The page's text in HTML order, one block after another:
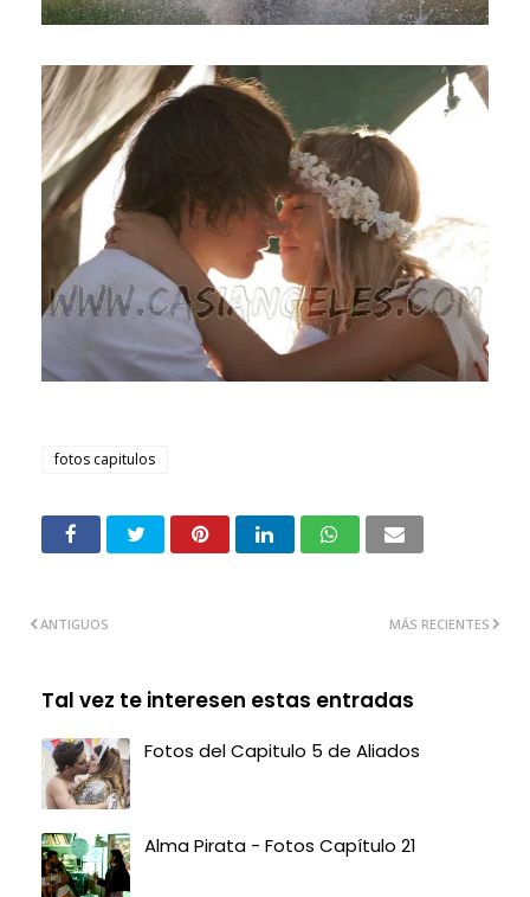
fotos capitulos
MÁS RECIENTES
ANTIGUOS
Tal vez te interesen estas entradas
Fotos del Capitulo 5 de Aliados
Alma Pirata - Fotos Capítulo 21